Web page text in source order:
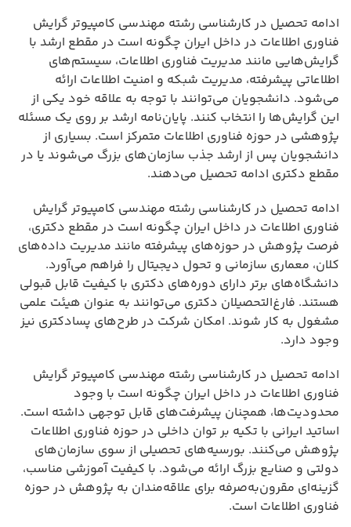
ادامه تحصیل در کارشناسی رشته مهندسی کامپیوتر گرایش
فناوری اطلاعات در داخل ایران چگونه است در مقطع ارشد با
گرایش‌هایی مانند مدیریت فناوری اطلاعات، سیستم‌های
اطلاعاتی پیشرفته، مدیریت شبکه و امنیت اطلاعات ارائه
می‌شود. دانشجویان می‌توانند با توجه به علاقه خود یکی از
این گرایش‌ها را انتخاب کنند. پایان‌نامه ارشد بر روی یک مسئله
پژوهشی در حوزه فناوری اطلاعات متمرکز است. بسیاری از
دانشجویان پس از ارشد جذب سازمان‌های بزرگ می‌شوند یا در
مقطع دکتری ادامه تحصیل می‌دهند.
ادامه تحصیل در کارشناسی رشته مهندسی کامپیوتر گرایش
فناوری اطلاعات در داخل ایران چگونه است در مقطع دکتری،
فرصت پژوهش در حوزه‌های پیشرفته مانند مدیریت داده‌های
کلان، معماری سازمانی و تحول دیجیتال را فراهم می‌آورد.
دانشگاه‌های برتر دارای دوره‌های دکتری با کیفیت قابل قبولی
هستند. فارغ‌التحصیلان دکتری می‌توانند به عنوان هیئت علمی
مشغول به کار شوند. امکان شرکت در طرح‌های پسادکتری نیز
وجود دارد.
ادامه تحصیل در کارشناسی رشته مهندسی کامپیوتر گرایش
فناوری اطلاعات در داخل ایران چگونه است با وجود
محدودیت‌ها، همچنان پیشرفت‌های قابل توجهی داشته است.
اساتید ایرانی با تکیه بر توان داخلی در حوزه فناوری اطلاعات
پژوهش می‌کنند. بورسیه‌های تحصیلی از سوی سازمان‌های
دولتی و صنایع بزرگ ارائه می‌شود. با کیفیت آموزشی مناسب،
گزینه‌ای مقرون‌به‌صرفه برای علاقه‌مندان به پژوهش در حوزه
فناوری اطلاعات است.